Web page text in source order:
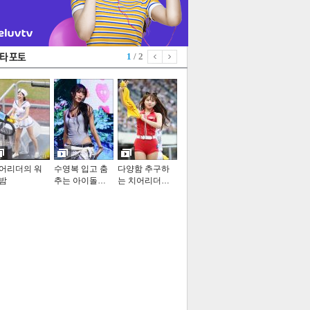
1 / 2
리더의 워
수영복 입고 춤
추는 아이돌…
다양함 추구하
는 치어리더…